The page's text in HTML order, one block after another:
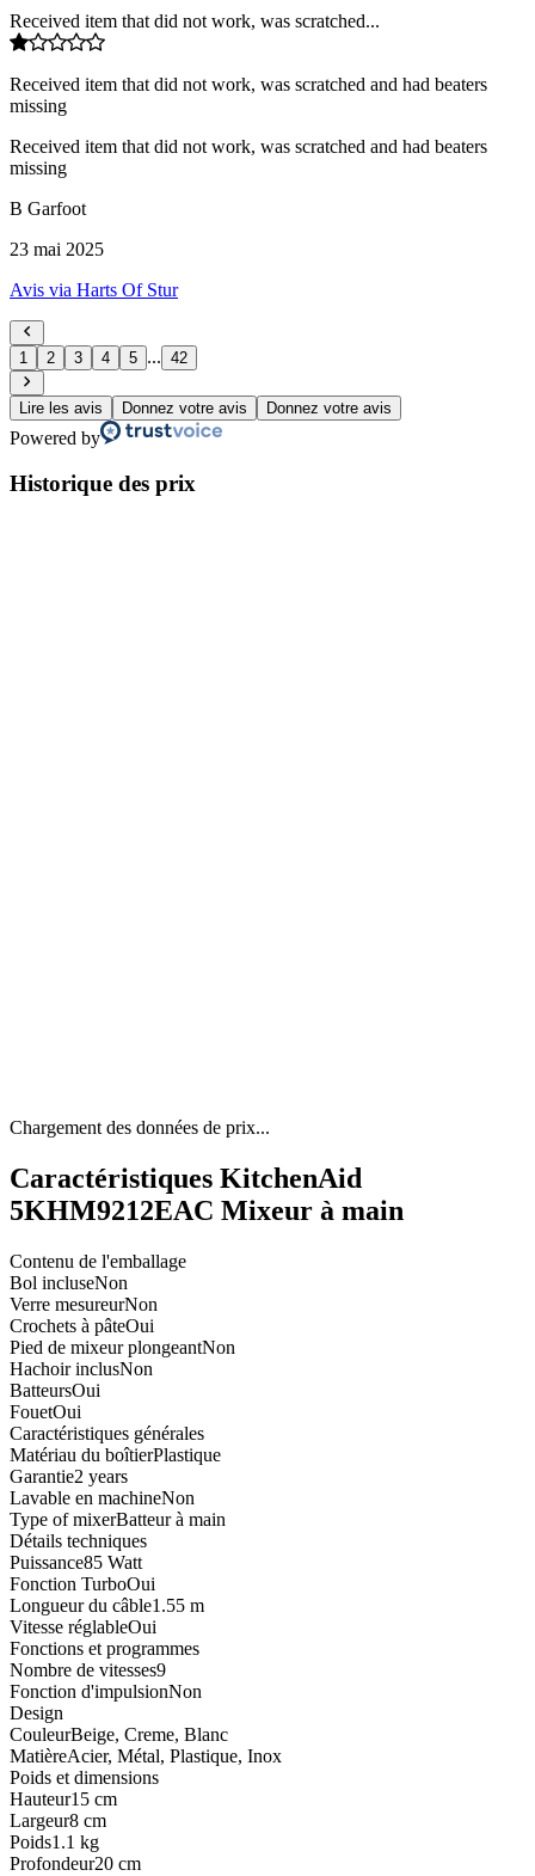
Received item that did not work, was scratched...
Received item that did not work, was scratched and had beaters
missing
Received item that did not work, was scratched and had beaters
missing
B Garfoot
23 mai 2025
Avis via Harts Of Stur
1 2 3 4 5 ... 42
Lire les avis Donnez votre avis Donnez votre avis
Powered by
Historique des prix
Chargement des données de prix...
Caractéristiques KitchenAid
5KHM9212EAC Mixeur à main
Contenu de l'emballage
Bol incluseNon
Verre mesureurNon
Crochets à pâteOui
Pied de mixeur plongeantNon
Hachoir inclusNon
BatteursOui
FouetOui
Caractéristiques générales
Matériau du boîtierPlastique
Garantie2 years
Lavable en machineNon
Type of mixerBatteur à main
Détails techniques
Puissance85 Watt
Fonction TurboOui
Longueur du câble1.55 m
Vitesse réglableOui
Fonctions et programmes
Nombre de vitesses9
Fonction d'impulsionNon
Design
CouleurBeige, Creme, Blanc
MatièreAcier, Métal, Plastique, Inox
Poids et dimensions
Hauteur15 cm
Largeur8 cm
Poids1.1 kg
Profondeur20 cm